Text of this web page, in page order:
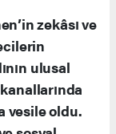
zekâsı ve
ulusal
vesile oldu.